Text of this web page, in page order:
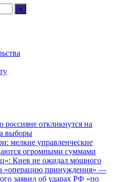
россияне откликнутся на
выборы
мелкие управленческие
огромными суммами
Киев не ожидал мощного
«операцию принуждения» —
заявил об ударах РФ «по